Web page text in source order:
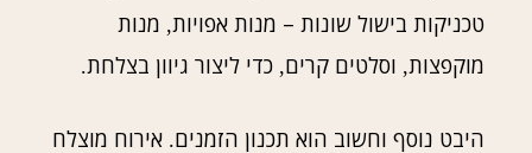
טכניקות בישול שונות – מנות אפויות, מנות
מוקפצות, וסלטים קרים, כדי ליצור גיוון בצלחת.
היבט נוסף וחשוב הוא תכנון הזמנים. אירוח מוצלח